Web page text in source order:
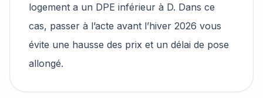
logement a un DPE inférieur à D. Dans ce
cas, passer à l’acte avant l’hiver 2026 vous
évite une hausse des prix et un délai de pose
allongé.